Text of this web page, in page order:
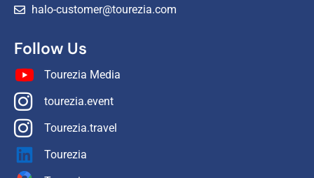
halo-customer@tourezia.com
Follow Us
Tourezia Media
tourezia.event
Tourezia.travel
Tourezia